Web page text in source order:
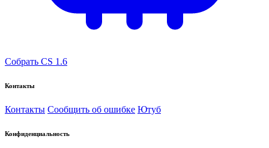
Собрать CS 1.6
Контакты
Контакты Сообщить об ошибке Ютуб
Конфиденциальность